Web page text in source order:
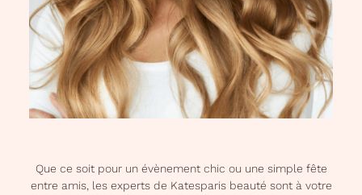
Que ce soit pour un évènement chic ou une simple fête
entre amis, les experts de Katesparis beauté sont à votre